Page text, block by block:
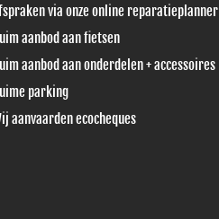
via onze online reparatieplanner
aanbod aan fietsen
aanbod aan onderdelen + accessoires
parking
aanvaarden ecocheques